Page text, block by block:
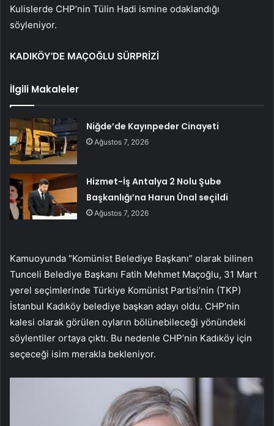
Kulislerde CHP’nin Tülin Hadi ismine odaklandığı
söyleniyor.
KADIKÖY’DE MAÇOĞLU SÜRPRİZİ
İlgili Makaleler
Niğde’de Kayınpeder Cinayeti
Ağustos 7, 2026
Hizmet-İş Antalya 2 Nolu Şube
Başkanlığı’na Harun Ünal seçildi
Ağustos 7, 2026
Kamuoyunda “Komünist Belediye Başkanı” olarak bilinen
Tunceli Belediye Başkanı Fatih Mehmet Maçoğlu, 31 Mart
yerel seçimlerinde Türkiye Komünist Partisi’nin (TKP)
İstanbul Kadıköy belediye başkan adayı oldu. CHP’nin
kalesi olarak görülen oyların bölünebileceği yönündeki
söylentiler ortaya çıktı. Bu nedenle CHP’nin Kadıköy için
seçeceği isim merakla bekleniyor.